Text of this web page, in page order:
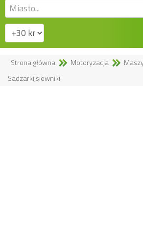
Strona główna Motoryzacja
Sadzarki,siewniki